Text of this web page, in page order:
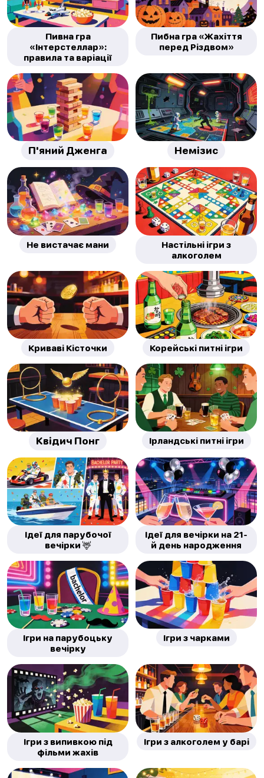
Пивна гра
«Інтерстеллар»:
правила та варіації
Пибна гра «Жахіття
перед Різдвом»
П'яний Дженга Немізис
Не вистачає мани
Настільні ігри з
алкоголем
Криваві Кісточки Корейські питні ігри
Квідич Понг Ірландські питні ігри
Ідеї для парубочої
вечірки 🦌
Ідеї для вечірки на 21-
й день народження
Ігри на парубоцьку
вечірку
Ігри з чарками
Ігри з випивкою під
фільми жахів
Ігри з алкоголем у барі